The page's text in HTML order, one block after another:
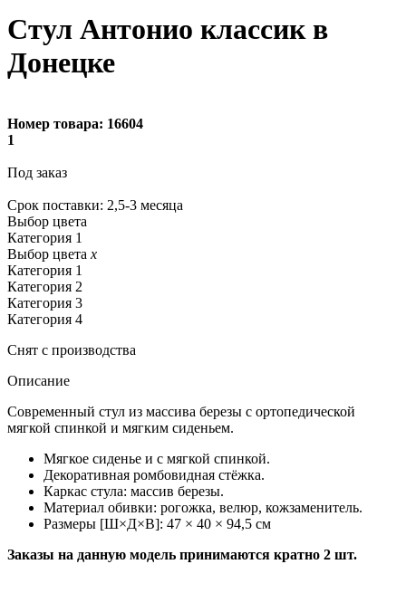
Стул Антонио классик в
Донецке
Номер товара: 16604
1
Под заказ
Cрок поставки: 2,5-3 месяца
Выбор цвета
Категория 1
Выбор цвета x
Категория 1
Категория 2
Категория 3
Категория 4
Снят с производства
Описание
Современный стул из массива березы с ортопедической
мягкой спинкой и мягким сиденьем.
Мягкое сиденье и с мягкой спинкой.
Декоративная ромбовидная стёжка.
Каркас стула: массив березы.
Материал обивки: рогожка, велюр, кожзаменитель.
Размеры [Ш×Д×В]: 47 × 40 × 94,5 см
Заказы на данную модель принимаются кратно 2 шт.